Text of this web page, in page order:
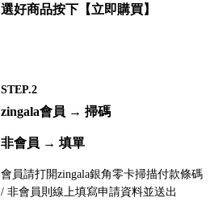
選好商品按下【立即購買】
STEP.2
zingala會員 → 掃碼
非會員 → 填單
會員請打開zingala銀角零卡掃描付款條碼
/ 非會員則線上填寫申請資料並送出